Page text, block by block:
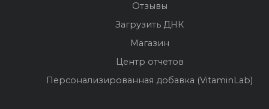
Отзывы
Загрузить ДНК
Магазин
Центр отчетов
Персонализированная добавка (VitaminLab)